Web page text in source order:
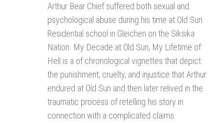
Arthur Bear Chief suffered both sexual and
psychological abuse during his time at Old Sun
Residential school in Gleichen on the Siksika
Nation. My Decade at Old Sun, My Lifetime of
Hell is a of chronological vignettes that depict
the punishment, cruelty, and injustice that Arthur
endured at Old Sun and then later relived in the
traumatic process of retelling his story in
connection with a complicated claims